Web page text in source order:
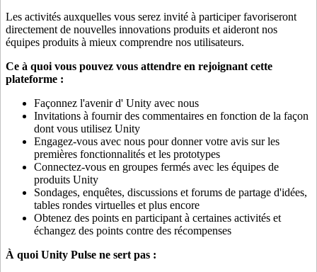
Les activités auxquelles vous serez invité à participer favoriseront
directement de nouvelles innovations produits et aideront nos
équipes produits à mieux comprendre nos utilisateurs.
Ce à quoi vous pouvez vous attendre en rejoignant cette
plateforme :
Façonnez l'avenir d' Unity avec nous
Invitations à fournir des commentaires en fonction de la façon
dont vous utilisez Unity
Engagez-vous avec nous pour donner votre avis sur les
premières fonctionnalités et les prototypes
Connectez-vous en groupes fermés avec les équipes de
produits Unity
Sondages, enquêtes, discussions et forums de partage d'idées,
tables rondes virtuelles et plus encore
Obtenez des points en participant à certaines activités et
échangez des points contre des récompenses
À quoi Unity Pulse ne sert pas :